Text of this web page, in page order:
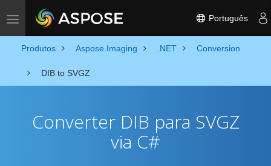
Toggle navigation Português
Produtos Aspose.Imaging .NET Conversion
DIB to SVGZ
Converter DIB para SVGZ
via C#